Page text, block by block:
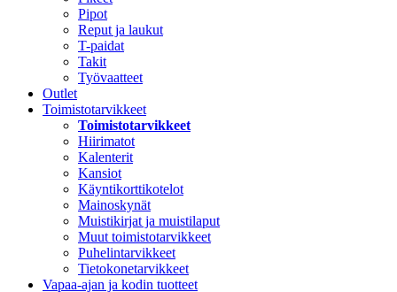
Pipot
Reput ja laukut
T-paidat
Takit
Työvaatteet
Outlet
Toimistotarvikkeet
Toimistotarvikkeet
Hiirimatot
Kalenterit
Kansiot
Käyntikorttikotelot
Mainoskynät
Muistikirjat ja muistilaput
Muut toimistotarvikkeet
Puhelintarvikkeet
Tietokonetarvikkeet
Vapaa-ajan ja kodin tuotteet